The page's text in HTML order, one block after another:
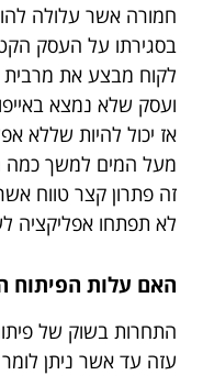
חמורה אשר עלולה
בסגירתו על העסק
לקוח מבצע את מרבית
ועסק שלא נמצא
אז יכול להיות שללא
מעל המים למשך כמה
זה פתרון קצר טווח
לא תפתחו אפליקציה
האם עלות הפיתוח
התחרות בשוק של
עזה עד אשר ניתן